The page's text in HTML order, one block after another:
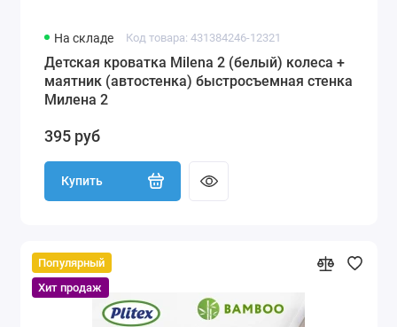
На складе Код товара: 431384246-12321
Детская кроватка Milena 2 (белый) колеса +
маятник (автостенка) быстросъемная стенка
Милена 2
395 руб
Купить
Популярный
Хит продаж